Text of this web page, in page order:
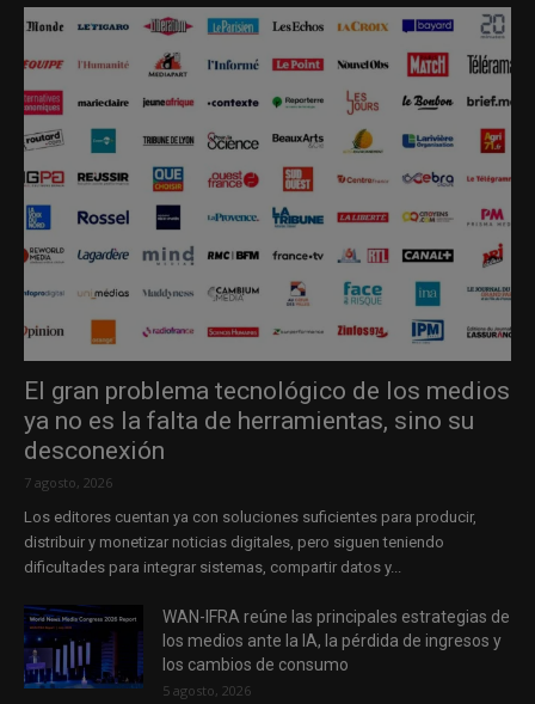
El gran problema tecnológico de los medios
ya no es la falta de herramientas, sino su
desconexión
7 agosto, 2026
Los editores cuentan ya con soluciones suficientes para producir,
distribuir y monetizar noticias digitales, pero siguen teniendo
dificultades para integrar sistemas, compartir datos y...
WAN-IFRA reúne las principales estrategias de
los medios ante la IA, la pérdida de ingresos y
los cambios de consumo
5 agosto, 2026